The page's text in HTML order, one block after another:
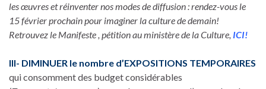
les œuvres et réinventer nos modes de diffusion : rendez-vous le
15 février prochain pour imaginer la culture de demain!
Retrouvez le Manifeste , pétition au ministère de la Culture, ICI!
III- DIMINUER le nombre d’EXPOSITIONS TEMPORAIRES
qui consomment des budget considérables